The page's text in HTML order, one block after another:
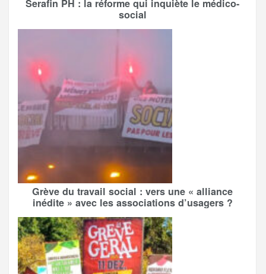
Serafin PH : la réforme qui inquiète le médico-
social
Grève du travail social : vers une « alliance
inédite » avec les associations d’usagers ?